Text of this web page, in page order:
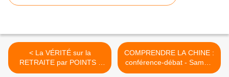
< La VÉRITÉ sur la
RETRAITE par POINTS :
François Fillon avoue !
COMPRENDRE LA CHINE :
conférence-débat - Samedi
30 Novembre 2019 à